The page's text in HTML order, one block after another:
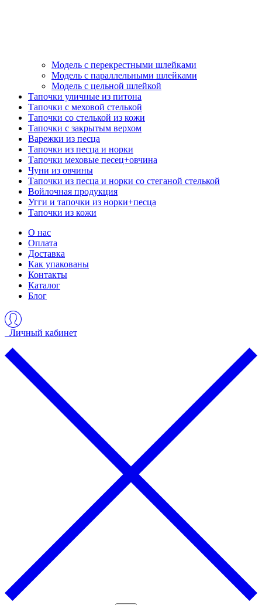
Модель с перекрестными шлейками
Модель с параллельными шлейками
Модель с цельной шлейкой
Тапочки уличные из питона
Тапочки с меховой стелькой
Тапочки со стелькой из кожи
Тапочки с закрытым верхом
Варежки из песца
Тапочки из песца и норки
Тапочки меховые песец+овчина
Чуни из овчины
Тапочки из песца и норки со стеганой стелькой
Войлочная продукция
Угги и тапочки из норки+песца
Тапочки из кожи
О нас
Оплата
Доставка
Как упакованы
Контакты
Каталог
Блог
Личный кабинет